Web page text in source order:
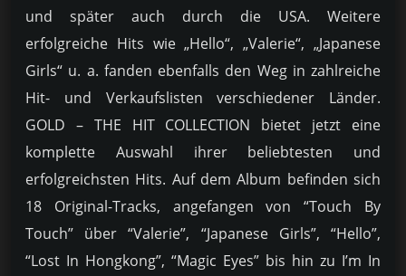
und später auch durch die USA. Weitere
erfolgreiche Hits wie „Hello“, „Valerie“, „Japanese
Girls“ u. a. fanden ebenfalls den Weg in zahlreiche
Hit- und Verkaufslisten verschiedener Länder.
GOLD – THE HIT COLLECTION bietet jetzt eine
komplette Auswahl ihrer beliebtesten und
erfolgreichsten Hits. Auf dem Album befinden sich
18 Original-Tracks, angefangen von “Touch By
Touch” über “Valerie”, “Japanese Girls”, “Hello”,
“Lost In Hongkong”, “Magic Eyes” bis hin zu I’m In